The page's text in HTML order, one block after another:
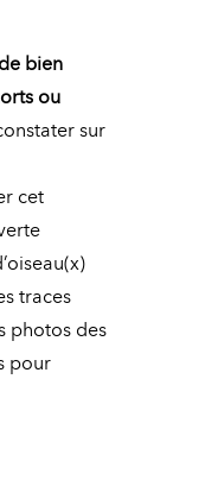
bien
ou
sur
cet
traces
photos des
pour